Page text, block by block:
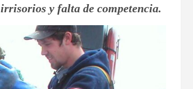
y falta de competencia.